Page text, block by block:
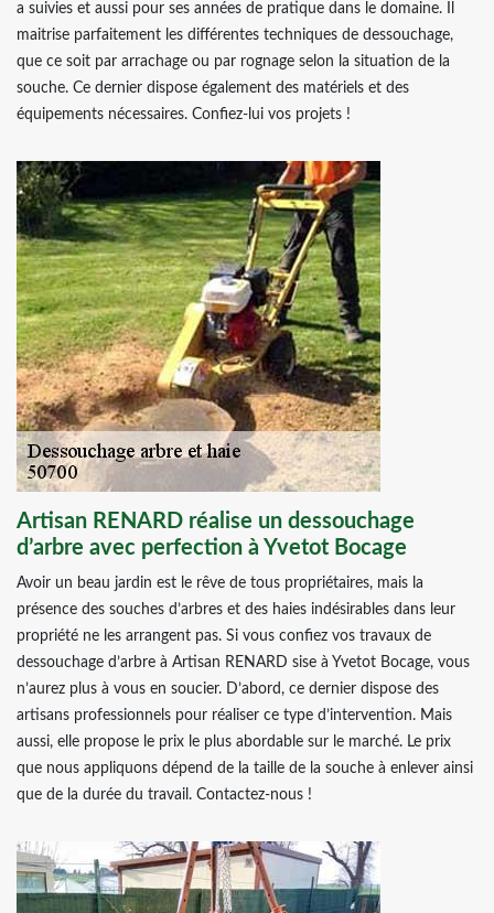
a suivies et aussi pour ses années de pratique dans le domaine. Il
maitrise parfaitement les différentes techniques de dessouchage,
que ce soit par arrachage ou par rognage selon la situation de la
souche. Ce dernier dispose également des matériels et des
équipements nécessaires. Confiez-lui vos projets !
Artisan RENARD réalise un dessouchage
d’arbre avec perfection à Yvetot Bocage
Avoir un beau jardin est le rêve de tous propriétaires, mais la
présence des souches d’arbres et des haies indésirables dans leur
propriété ne les arrangent pas. Si vous confiez vos travaux de
dessouchage d’arbre à Artisan RENARD sise à Yvetot Bocage, vous
n’aurez plus à vous en soucier. D’abord, ce dernier dispose des
artisans professionnels pour réaliser ce type d’intervention. Mais
aussi, elle propose le prix le plus abordable sur le marché. Le prix
que nous appliquons dépend de la taille de la souche à enlever ainsi
que de la durée du travail. Contactez-nous !